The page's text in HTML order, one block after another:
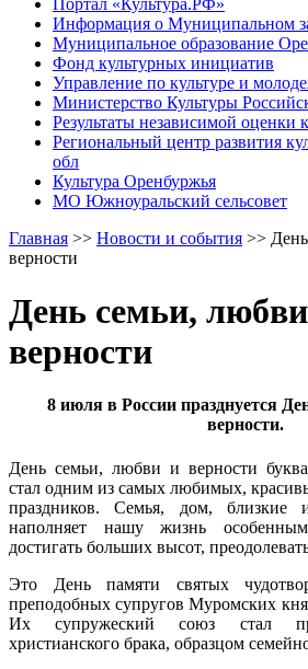
Информация о Муниципальном
Муниципальное образование
Фонд культурных инициатив
Управление по культуре и
Министерство Культуры
Результаты независимой оценки
Региональный центр развития
обл
Культура Оренбуржья
МО Южноуральский сельсовет
Главная >> Новости и события >>
верности
День семьи,
верности
8 июля в России празднуется
верности.
День семьи, любви и верности
стал одним из самых любимых,
праздников. Семья, дом,
наполняет нашу жизнь
достигать больших высот,
Это День памяти святых
преподобных супругов Муромских
Их супружеский союз стал
христианского брака, образцом